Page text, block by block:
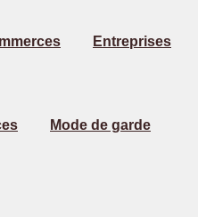
Entreprises
Mode de garde